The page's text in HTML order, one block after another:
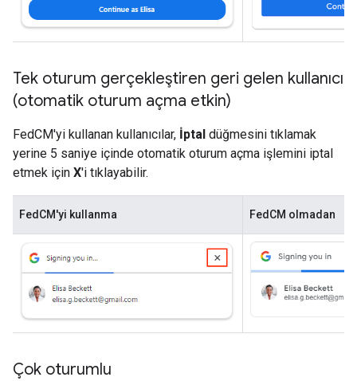
Tek oturum gerçekleştiren geri gelen kullanıcı
(otomatik oturum açma etkin)
FedCM'yi kullanan kullanıcılar, İptal düğmesini tıklamak
yerine 5 saniye içinde otomatik oturum açma işlemini iptal
etmek için X'i tıklayabilir.
FedCM'yi kullanma FedCM olmadan
Çok oturumlu